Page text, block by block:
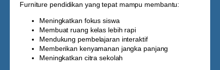
Furniture pendidikan yang tepat mampu membantu:
Meningkatkan fokus siswa
Membuat ruang kelas lebih rapi
Mendukung pembelajaran interaktif
Memberikan kenyamanan jangka panjang
Meningkatkan citra sekolah